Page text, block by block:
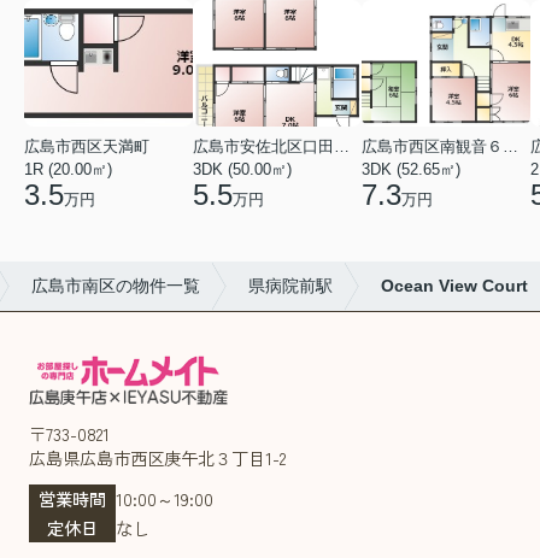
広島市西区天満町
1R (20.00㎡)
3.5万円
広島市安佐北区口田１丁目
3DK (50.00㎡)
5.5万円
広島市西区南観音６丁目
3DK (52.65㎡)
7.3万円
広島市南区の物件一覧 県病院前駅 Ocean View Court
〒733-0821
広島県広島市西区庚午北３丁目1-2
営業時間 10:00～19:00
定休日
なし